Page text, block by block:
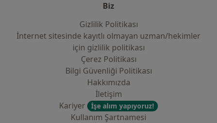
Biz
Gizlilik Politikası
İnternet sitesinde kayıtlı olmayan uzman/hekimler
i̇çin gizlilik politikası
Çerez Politikası
Bilgi Güvenliği Politikası
Hakkımızda
İletişim
Kariyer
İşe alım yapıyoruz!
Kullanım Şartnamesi